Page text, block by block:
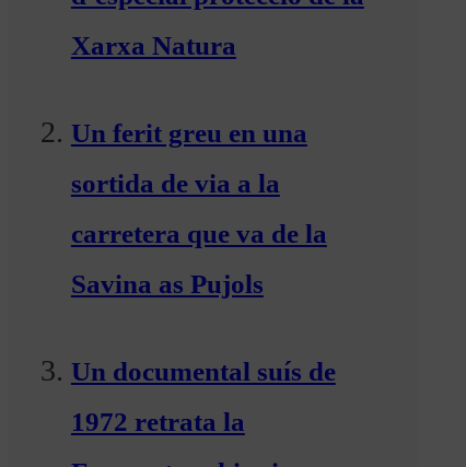
Xarxa Natura
Un ferit greu en una
sortida de via a la
carretera que va de la
Savina as Pujols
Un documental suís de
1972 retrata la